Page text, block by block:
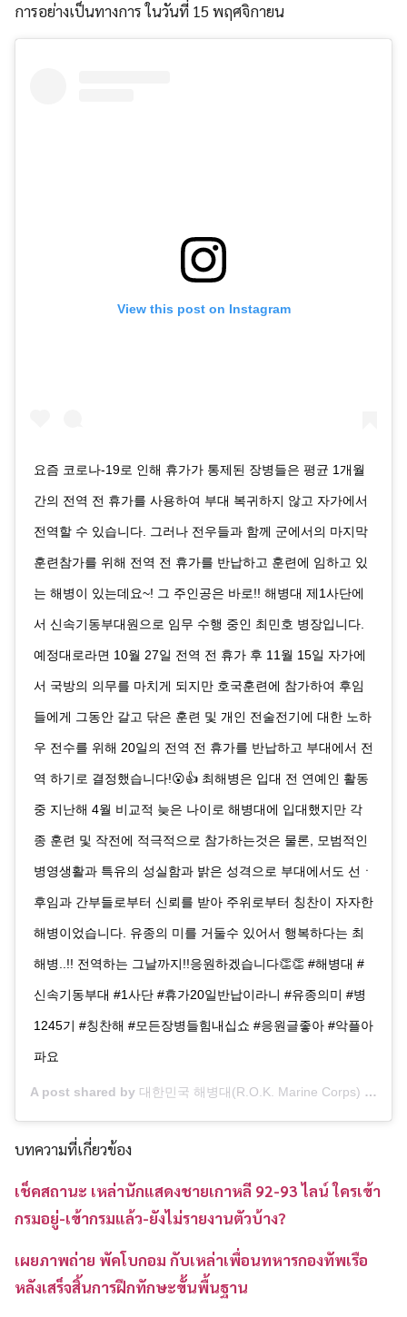
การอย่างเป็นทางการ ในวันที่ 15 พฤศจิกายน
View this post on Instagram
요즘 코로나-19로 인해 휴가가 통제된 장병들은 평균 1개월
간의 전역 전 휴가를 사용하여 부대 복귀하지 않고 자가에서
전역할 수 있습니다. 그러나 전우들과 함께 군에서의 마지막
훈련참가를 위해 전역 전 휴가를 반납하고 훈련에 임하고 있
는 해병이 있는데요~! 그 주인공은 바로!! 해병대 제1사단에
서 신속기동부대원으로 임무 수행 중인 최민호 병장입니다.
예정대로라면 10월 27일 전역 전 휴가 후 11월 15일 자가에
서 국방의 의무를 마치게 되지만 호국훈련에 참가하여 후임
들에게 그동안 갈고 닦은 훈련 및 개인 전술전기에 대한 노하
우 전수를 위해 20일의 전역 전 휴가를 반납하고 부대에서 전
역 하기로 결정했습니다!😮👍 최해병은 입대 전 연예인 활동
중 지난해 4월 비교적 늦은 나이로 해병대에 입대했지만 각
종 훈련 및 작전에 적극적으로 참가하는것은 물론, 모범적인
병영생활과 특유의 성실함과 밝은 성격으로 부대에서도 선ㆍ
후임과 간부들로부터 신뢰를 받아 주위로부터 칭찬이 자자한
해병이었습니다. 유종의 미를 거둘수 있어서 행복하다는 최
해병..!! 전역하는 그날까지!!응원하겠습니다👏👏 #해병대 #
신속기동부대 #1사단 #휴가20일반납이라니 #유종의미 #병
1245기 #칭찬해 #모든장병들힘내십쇼 #응원글좋아 #악플아
파요
A post shared by 대한민국 해병대(R.O.K. Marine Corps)
บทความที่เกี่ยวข้อง
เช็คสถานะ เหล่านักแสดงชายเกาหลี 92-93 ไลน์ ใครเข้า
กรมอยู่-เข้ากรมแล้ว-ยังไม่รายงานตัวบ้าง?
เผยภาพถ่าย พัคโบกอม กับเหล่าเพื่อนทหารกองทัพเรือ
หลังเสร็จสิ้นการฝึกทักษะขั้นพื้นฐาน